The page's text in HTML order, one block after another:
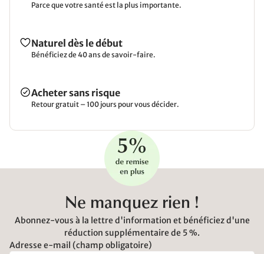
Parce que votre santé est la plus importante.
Naturel dès le début
Bénéficiez de 40 ans de savoir-faire.
Acheter sans risque
Retour gratuit – 100 jours pour vous décider.
Ne manquez rien !
Abonnez-vous à la lettre d'information et bénéficiez d'une
réduction supplémentaire de 5 %.
Adresse e-mail (champ obligatoire)